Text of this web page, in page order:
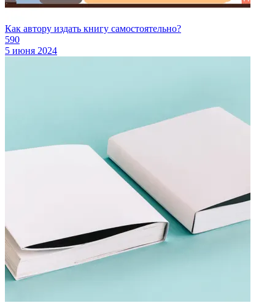
Как автору издать книгу самостоятельно?
590
5 июня 2024